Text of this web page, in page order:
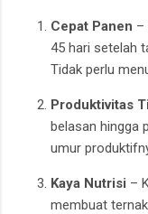
Cepat Panen –
45 hari setelah
Tidak perlu
Produktivitas
belasan hingga
umur
Kaya Nutrisi –
membuat